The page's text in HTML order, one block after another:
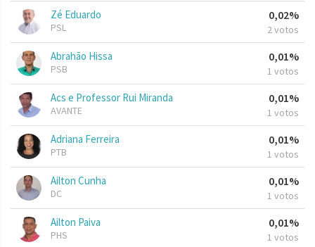
Zé Eduardo
PSL
0,02%
2 votos
Abrahão Hissa
PSB
0,01%
1 votos
Acs e Professor Rui Miranda
AVANTE
0,01%
1 votos
Adriana Ferreira
PTB
0,01%
1 votos
Ailton Cunha
DC
0,01%
1 votos
Ailton Paiva
PHS
0,01%
1 votos